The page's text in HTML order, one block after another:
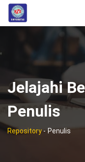
Jelajahi
Penulis
Repository- Penulis